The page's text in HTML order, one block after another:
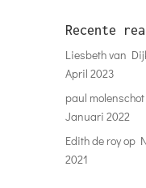
Recente
Liesbeth van
April 2023
paul molenschot
Januari 2022
Edith de royop
2021